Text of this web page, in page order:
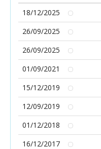
18/12/2025
26/09/2025
26/09/2025
01/09/2021
15/12/2019
12/09/2019
01/12/2018
16/12/2017